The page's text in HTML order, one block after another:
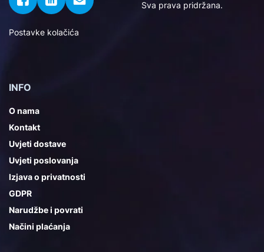
Sva prava pridržana.
Postavke kolačića
INFO
O nama
Kontakt
Uvjeti dostave
Uvjeti poslovanja
Izjava o privatnosti
GDPR
Narudžbe i povrati
Načini plaćanja